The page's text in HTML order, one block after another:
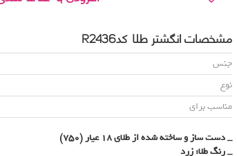
مشخصات انگشتر طلا کدR2436
جنس
نوع
مناسب برای
_ دست ساز و ساخته شده از طلای 18 عیار (750)
_ رنگ طلا: زرد